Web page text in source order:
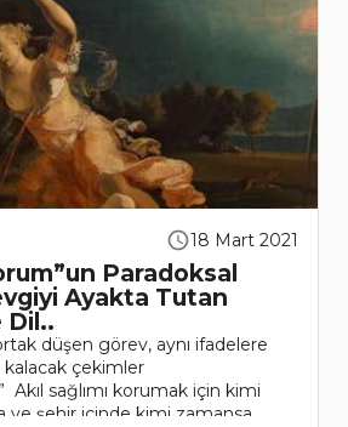
18 Mart 2021
Paradoksal
Ayakta Tutan
Dil..
düşen görev, aynı ifadelere
çekimler
sağlımı korumak için kimi
ve şehir içinde kimi zamansa